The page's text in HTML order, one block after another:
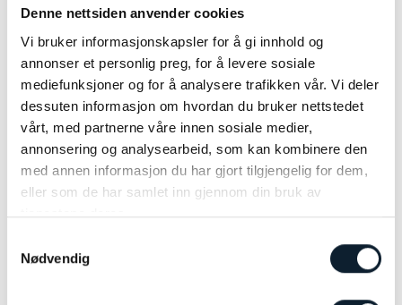
Denne nettsiden anvender cookies
Vi bruker informasjonskapsler for å gi innhold og
annonser et personlig preg, for å levere sosiale
mediefunksjoner og for å analysere trafikken vår. Vi deler
dessuten informasjon om hvordan du bruker nettstedet
vårt, med partnerne våre innen sosiale medier,
annonsering og analysearbeid, som kan kombinere den
med annen informasjon du har gjort tilgjengelig for dem,
eller som de har samlet inn gjennom din bruk av
tjenestene deres.
Nødvendig
NOK 2.900,-
NICHT ENTHALTEN:
Reise nach/von Sortland
Reise- und Stornoversicherung
Alkoholische Getränke, Sodagetränke und Snacks
EXTRA:
Topografische Straßenkarte: NOK 350,-
FAHRRAD-VERMIETUNG 7 TAGE:
Lenkertasche: NOK 150,-